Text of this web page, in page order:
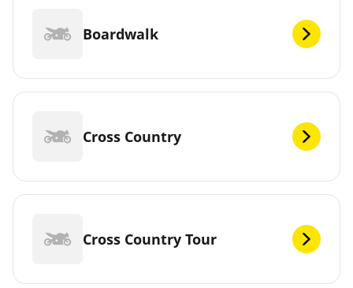
Boardwalk
Cross Country
Cross Country Tour